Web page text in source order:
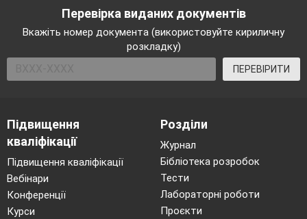
Перевірка виданих документів
Вкажіть номер документа (використовуйте кириличну
розкладку)
ПЕРЕВІРИТИ
Підвищення
кваліфікації
Підвищення кваліфікації
Вебінари
Конференції
Курси
Розділи
Журнал
Бібліотека розробок
Тести
Лабораторні роботи
Проєкти